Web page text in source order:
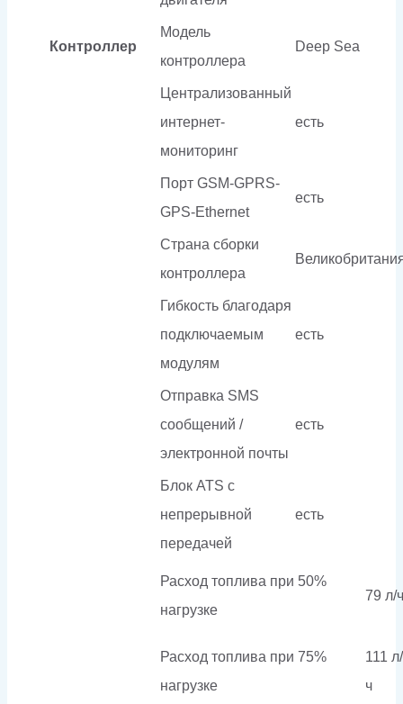
Контроллер
Модель
контроллера
Deep Sea
Централизованный
интернет-
мониторинг
есть
Порт GSM-GPRS-
GPS-Ethernet
есть
Страна сборки
контроллера
Гибкость благодаря
подключаемым
модулям
есть
Отправка SMS
сообщений /
электронной почты
есть
Блок ATS с
непрерывной
передачей
есть
Расход топлива при 50%
нагрузке
79 л/ч
Расход топлива при 75%
нагрузке
111 л/
ч